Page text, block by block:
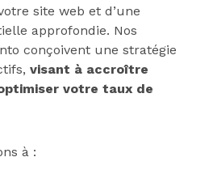
site web et d’une
approfondie. Nos
conçoivent une stratégie
visant à accroître
votre taux de
à :